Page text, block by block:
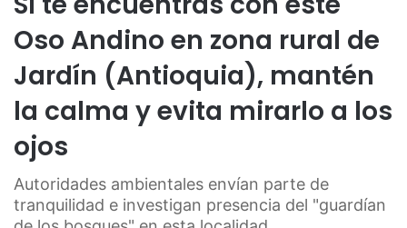
Oso Andino en zona rural de
Jardín (Antioquia), mantén
la calma y evita mirarlo a los
ojos
Autoridades ambientales envían parte de
tranquilidad e investigan presencia del "guardían